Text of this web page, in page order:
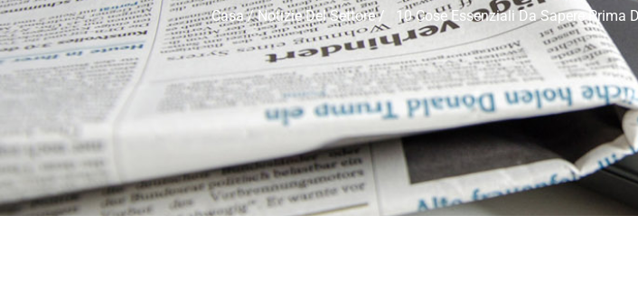
Casa/Notizie Del Settore/ 10 Cose Essenziali Da Sapere Prima